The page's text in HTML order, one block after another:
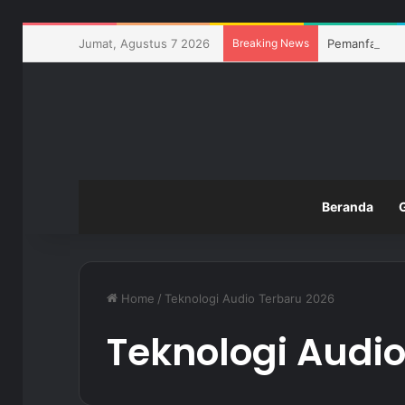
Jumat, Agustus 7 2026 Breaking News
Beranda
Home / Teknologi Audio Terbaru 2026
Teknologi